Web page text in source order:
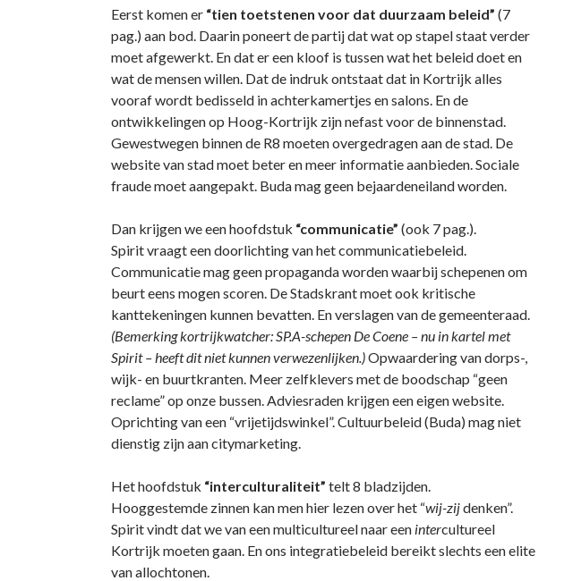
Eerst komen er “tien toetstenen voor dat duurzaam beleid” (7
pag.) aan bod. Daarin poneert de partij dat wat op stapel staat verder
moet afgewerkt. En dat er een kloof is tussen wat het beleid doet en
wat de mensen willen. Dat de indruk ontstaat dat in Kortrijk alles
vooraf wordt bedisseld in achterkamertjes en salons. En de
ontwikkelingen op Hoog-Kortrijk zijn nefast voor de binnenstad.
Gewestwegen binnen de R8 moeten overgedragen aan de stad. De
website van stad moet beter en meer informatie aanbieden. Sociale
fraude moet aangepakt. Buda mag geen bejaardeneiland worden.
Dan krijgen we een hoofdstuk “communicatie” (ook 7 pag.).
Spirit vraagt een doorlichting van het communicatiebeleid.
Communicatie mag geen propaganda worden waarbij schepenen om
beurt eens mogen scoren. De Stadskrant moet ook kritische
kanttekeningen kunnen bevatten. En verslagen van de gemeenteraad.
(Bemerking kortrijkwatcher: SP.A-schepen De Coene – nu in kartel met
Spirit – heeft dit niet kunnen verwezenlijken.)Opwaardering van dorps-,
wijk- en buurtkranten. Meer zelfklevers met de boodschap “geen
reclame” op onze bussen. Adviesraden krijgen een eigen website.
Oprichting van een “vrijetijdswinkel”. Cultuurbeleid (Buda) mag niet
dienstig zijn aan citymarketing.
Het hoofdstuk “interculturaliteit” telt 8 bladzijden.
Hooggestemde zinnen kan men hier lezen over het “wij-zijdenken”.
Spirit vindt dat we van een multicultureel naar een intercultureel
Kortrijk moeten gaan. En ons integratiebeleid bereikt slechts een elite
van allochtonen.